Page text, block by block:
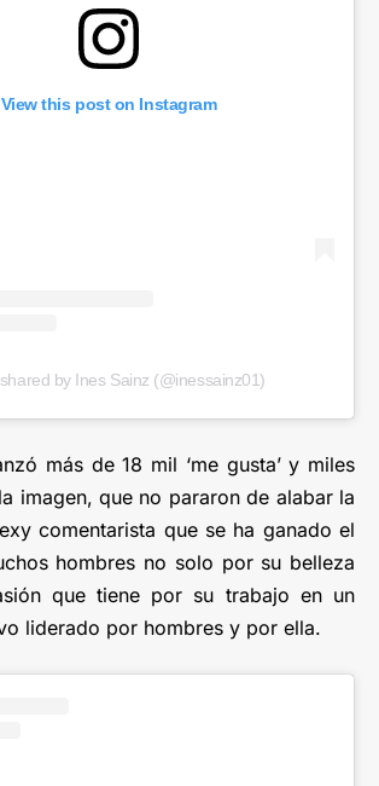
View this post on Instagram
by Ines Sainz (@inessainz01)
más de 18 mil ‘me gusta’ y miles
imagen, que no pararon de alabar la
comentarista que se ha ganado el
hombres no solo por su belleza
que tiene por su trabajo en un
liderado por hombres y por ella.